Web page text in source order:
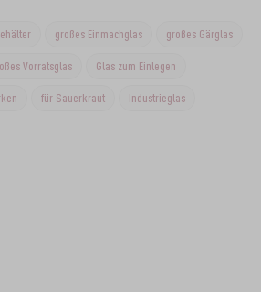
großes Einmachglas großes Gärglas
Vorratsglas Glas zum Einlegen
für Sauerkraut Industrieglas